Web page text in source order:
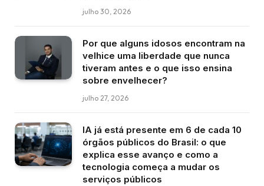
julho 30, 2026
Por que alguns idosos encontram na
velhice uma liberdade que nunca
tiveram antes e o que isso ensina
sobre envelhecer?
julho 27, 2026
IA já está presente em 6 de cada 10
órgãos públicos do Brasil: o que
explica esse avanço e como a
tecnologia começa a mudar os
serviços públicos